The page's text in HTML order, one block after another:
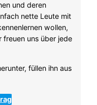
und deren
nette Leute mit
wollen,
freuen uns über jede
füllen ihn aus